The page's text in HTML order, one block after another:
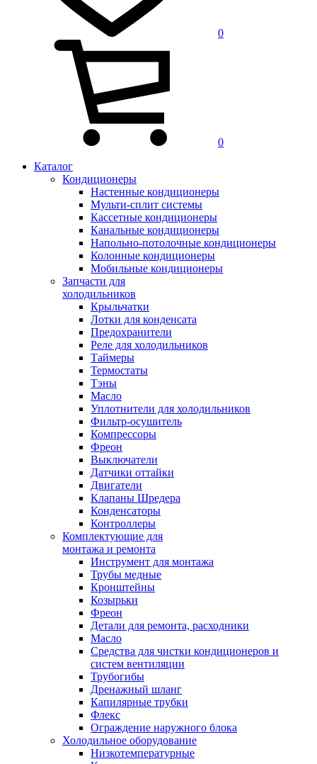
0
0
Каталог
Кондиционеры
Настенные кондиционеры
Мульти-сплит системы
Кассетные кондиционеры
Канальные кондиционеры
Напольно-потолочные кондиционеры
Колонные кондиционеры
Мобильные кондиционеры
Запчасти для
холодильников
Крыльчатки
Лотки для конденсата
Предохранители
Реле для холодильников
Таймеры
Термостаты
Тэны
Масло
Уплотнители для холодильников
Фильтр-осушитель
Компрессоры
Фреон
Выключатели
Датчики оттайки
Двигатели
Клапаны Шредера
Конденсаторы
Контроллеры
Комплектующие для
монтажа и ремонта
Инструмент для монтажа
Трубы медные
Кронштейны
Козырьки
Фреон
Детали для ремонта, расходники
Масло
Средства для чистки кондиционеров и
систем вентиляции
Трубогибы
Дренажный шланг
Капилярные трубки
Флекс
Ограждение наружного блока
Холодильное оборудование
Низкотемпературные